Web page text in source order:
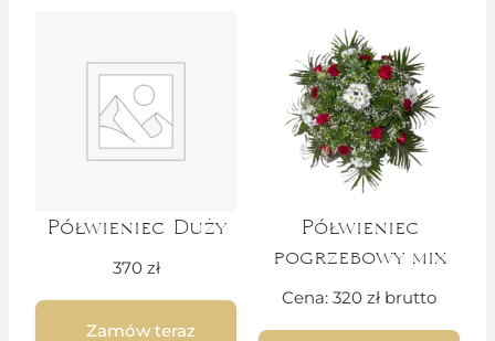
Półwieniec Duży
370 zł
Zamów teraz
Półwieniec
pogrzebowy mix
Cena: 320 zł brutto